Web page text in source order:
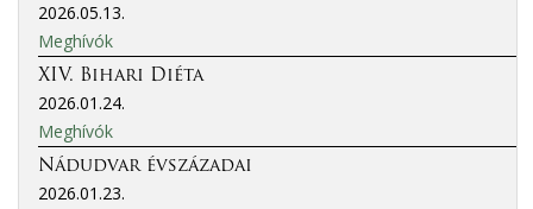
2026.05.13.
Meghívók
XIV. Bihari Diéta
2026.01.24.
Meghívók
Nádudvar évszázadai
2026.01.23.